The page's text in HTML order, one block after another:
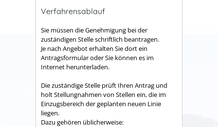
Verfahrensablauf
Sie müssen die Genehmigung bei der
zuständigen Stelle schriftlich beantragen.
Je nach Angebot erhalten Sie dort ein
Antragsformular oder Sie können es im
Internet herunterladen.
Die zuständige Stelle prüft Ihren Antrag und
holt Stellungnahmen von Stellen ein, die im
Einzugsbereich der geplanten neuen Linie
liegen.
Dazu gehören üblicherweise: